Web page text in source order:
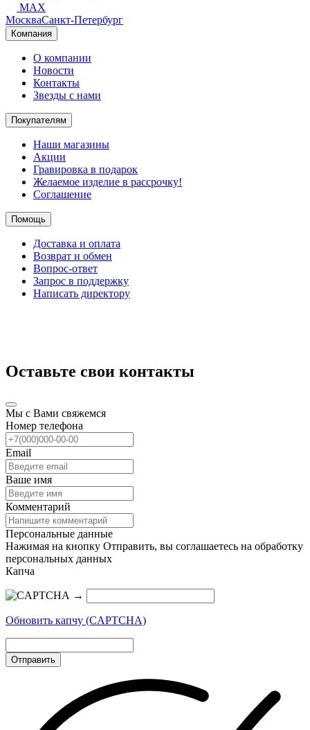
MAX
МоскваСанкт-Петербург
Компания
О компании
Новости
Контакты
Звезды с нами
Покупателям
Наши магазины
Акции
Гравировка в подарок
Желаемое изделие в рассрочку!
Соглашение
Помощь
Доставка и оплата
Возврат и обмен
Вопрос-ответ
Запрос в поддержку
Написать директору
Оставьте свои контакты
Мы с Вами свяжемся
Номер телефона
Email
Ваше имя
Комментарий
Персональные данные
Нажимая на кнопку Отправить, вы соглашаетесь на обработку
персональных данных
Капча
→
Обновить капчу (CAPTCHA)
Отправить